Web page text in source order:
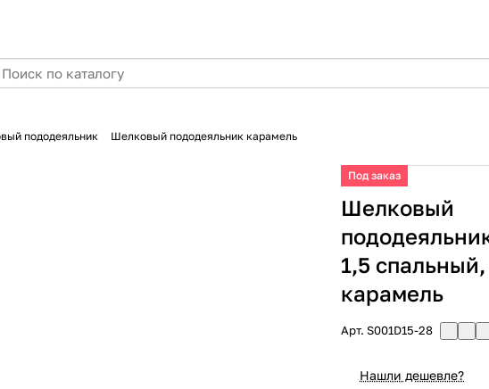
пододеяльник Шелковый пододеяльник карамель
Под заказ
Шелковый
1,5 спальный,
карамель
Арт. S001D15-28
Нашли дешевле?